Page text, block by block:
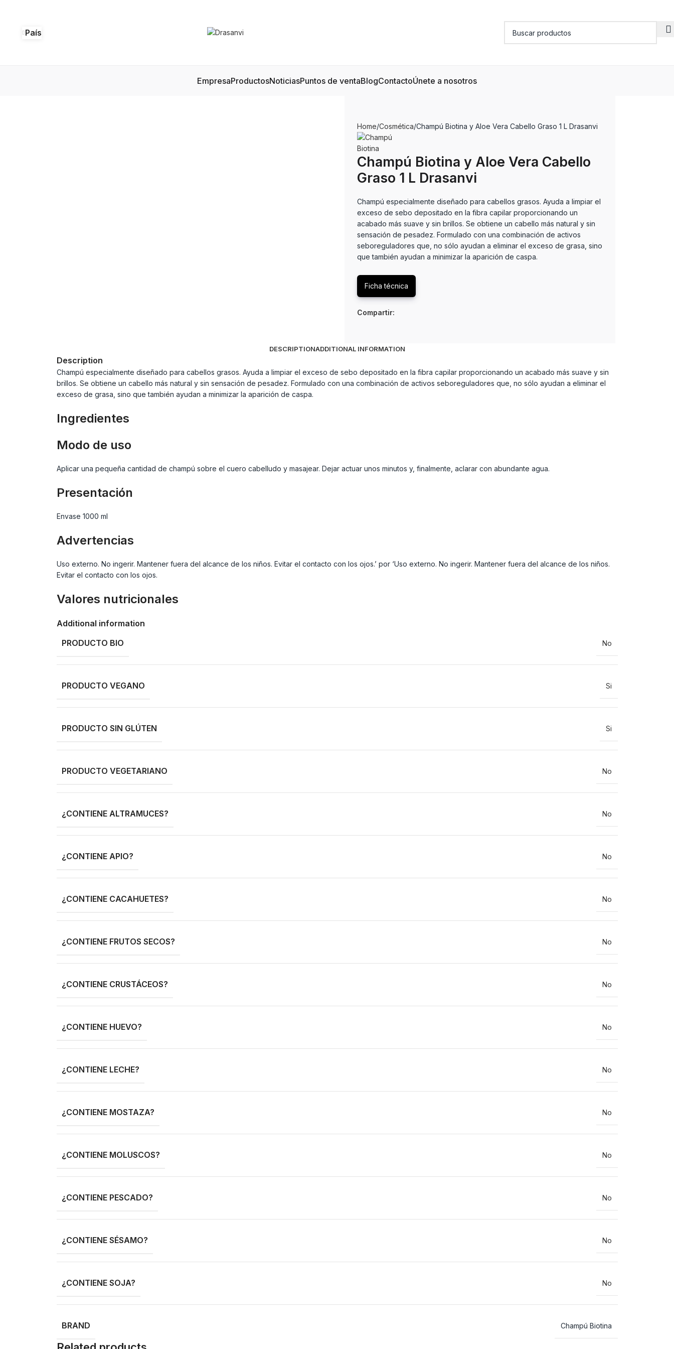
País
EmpresaProductosNoticiasPuntos de ventaBlogContactoÚnete a nosotros
Home Cosmética Champú Biotina y Aloe Vera Cabello Graso 1 L Drasanvi
Champú Biotina y Aloe Vera Cabello
Graso 1 L Drasanvi
Champú especialmente diseñado para cabellos grasos. Ayuda a limpiar el
exceso de sebo depositado en la fibra capilar proporcionando un
acabado más suave y sin brillos. Se obtiene un cabello más natural y sin
sensación de pesadez. Formulado con una combinación de activos
seboreguladores que, no sólo ayudan a eliminar el exceso de grasa, sino
que también ayudan a minimizar la aparición de caspa.
Ficha técnica
Compartir:
DESCRIPTIONADDITIONAL INFORMATION
Description
Champú especialmente diseñado para cabellos grasos. Ayuda a limpiar el exceso de sebo depositado en la fibra capilar proporcionando un acabado más suave y sin
brillos. Se obtiene un cabello más natural y sin sensación de pesadez. Formulado con una combinación de activos seboreguladores que, no sólo ayudan a eliminar el
exceso de grasa, sino que también ayudan a minimizar la aparición de caspa.
Ingredientes
Modo de uso
Aplicar una pequeña cantidad de champú sobre el cuero cabelludo y masajear. Dejar actuar unos minutos y, finalmente, aclarar con abundante agua.
Presentación
Envase 1000 ml
Advertencias
Uso externo. No ingerir. Mantener fuera del alcance de los niños. Evitar el contacto con los ojos.’ por ‘Uso externo. No ingerir. Mantener fuera del alcance de los niños.
Evitar el contacto con los ojos.
Valores nutricionales
Additional information
PRODUCTO BIO
No
PRODUCTO VEGANO Si
PRODUCTO SIN GLÚTEN Si
PRODUCTO VEGETARIANO No
¿CONTIENE ALTRAMUCES? No
¿CONTIENE APIO? No
¿CONTIENE CACAHUETES? No
¿CONTIENE FRUTOS SECOS? No
¿CONTIENE CRUSTÁCEOS? No
¿CONTIENE HUEVO? No
¿CONTIENE LECHE? No
¿CONTIENE MOSTAZA? No
¿CONTIENE MOLUSCOS? No
¿CONTIENE PESCADO? No
¿CONTIENE SÉSAMO? No
¿CONTIENE SOJA? No
BRAND Champú Biotina